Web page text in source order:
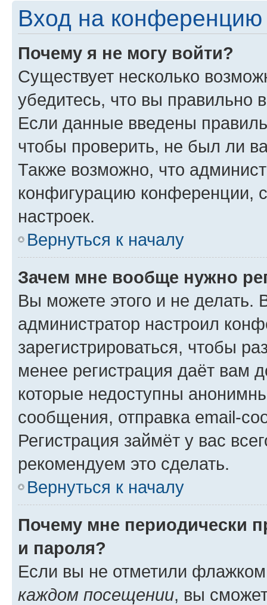
Вход на конференцию
Почему я не могу войти?
Существует несколько
убедитесь, что вы правильно
Если данные введены
чтобы проверить, не был ли
Также возможно, что
конфигурацию конференции,
настроек.
Вернуться к началу
Зачем мне вообще нужно
Вы можете этого и не делать.
администратор настроил
зарегистрироваться, чтобы
менее регистрация даёт вам
которые недоступны
сообщения, отправка email-
Регистрация займёт у вас
рекомендуем это сделать.
Вернуться к началу
Почему мне периодически
и пароля?
Если вы не отметили
каждом посещении, вы